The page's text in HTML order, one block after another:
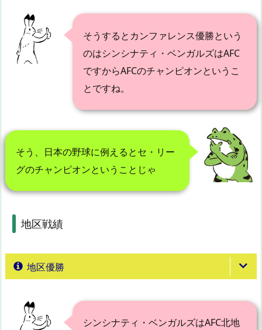
そうするとカンファレンス優勝という
のはシンシナティ・ベンガルズはAFC
ですからAFCのチャンピオンというこ
とですね。
そう、日本の野球に例えるとセ・リー
グのチャンピオンということじゃ
地区戦績
地区優勝
シンシナティ・ベンガルズはAFC北地